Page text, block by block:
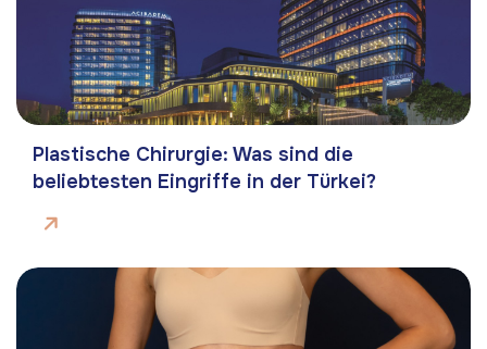
Plastische Chirurgie: Was sind die
beliebtesten Eingriffe in der Türkei?